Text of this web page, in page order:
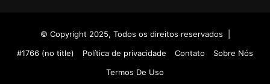
© Copyright 2025, Todos os direitos reservados |
#1766 (no title)
Política de privacidade Contato
Sobre Nós
Termos De Uso